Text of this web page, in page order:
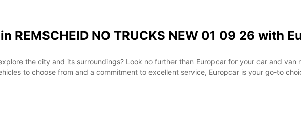
REMSCHEID NO TRUCKS NEW 01 09 26 with
the city and its surroundings? Look no further than Europcar for your car and van
to choose from and a commitment to excellent service, Europcar is your go-to